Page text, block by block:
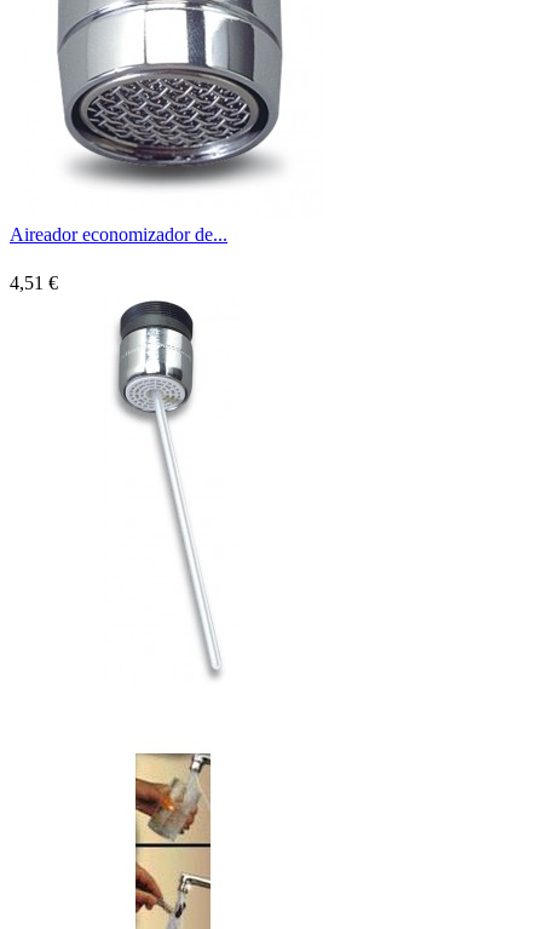
Aireador economizador de...
4,51 €